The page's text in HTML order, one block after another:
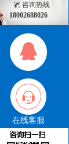
咨询热线
18002688026
在线客服